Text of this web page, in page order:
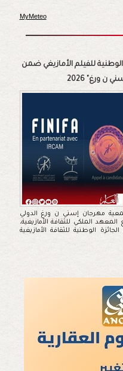
MyMeteo
للفيلم الأمازيغي ضمن
ن ورغ" 2026
جمعية مهرجان إسني ن ورغ الدولي
الملكي للثقافة الأمازيغية،
الوطنية للثقافة الأمازيغية